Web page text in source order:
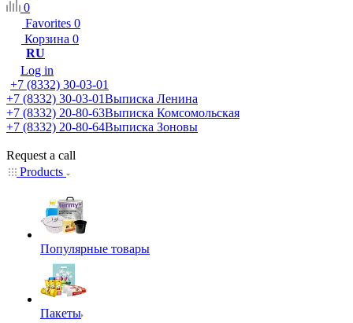
0
Favorites 0
Корзина 0
RU
Log in
+7 (8332) 30-03-01
+7 (8332) 30-03-01Выписка Ленина
+7 (8332) 20-80-63Выписка Комсомольская
+7 (8332) 20-80-64Выписка Зоновы
Request a call
Products
Популярные товары
Пакеты